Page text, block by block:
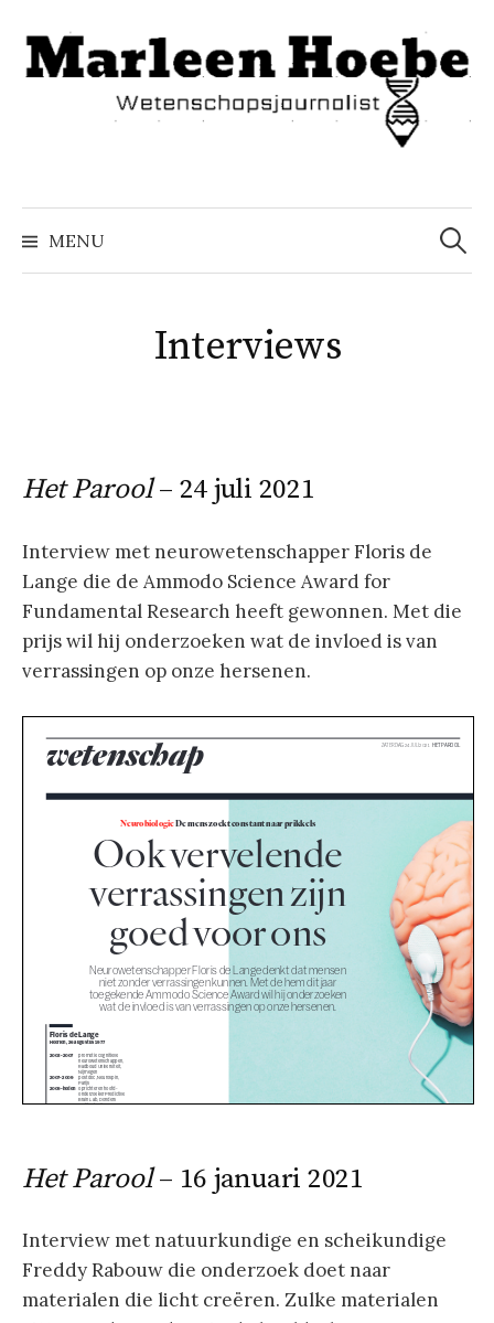
inhoud
springen
MENU
Zoeken
naar:
Interviews
Het Parool– 24 juli 2021
Interview met neurowetenschapper Floris de
Lange die de Ammodo Science Award for
Fundamental Research heeft gewonnen. Met die
prijs wil hij onderzoeken wat de invloed is van
verrassingen op onze hersenen.
Het Parool– 16 januari 2021
Interview met natuurkundige en scheikundige
Freddy Rabouw die onderzoek doet naar
materialen die licht creëren. Zulke materialen